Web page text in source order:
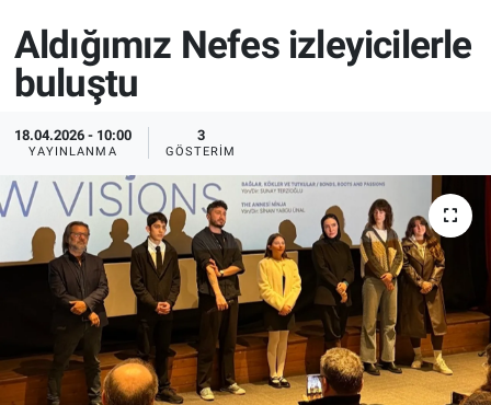
Aldığımız Nefes izleyicilerle
buluştu
18.04.2026 - 10:00
YAYINLANMA
3
GÖSTERIM
Magazin
Tüm Haberler
İletişim
Künye
Trafik Durumu
Süper Lig Puan Durumu ve Fikstür
Tüm Manşetler
Son Dakika Haberleri
Haber Arşivi